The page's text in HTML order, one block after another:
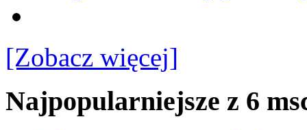
[Zobacz więcej]
Najpopularniejsze z 6